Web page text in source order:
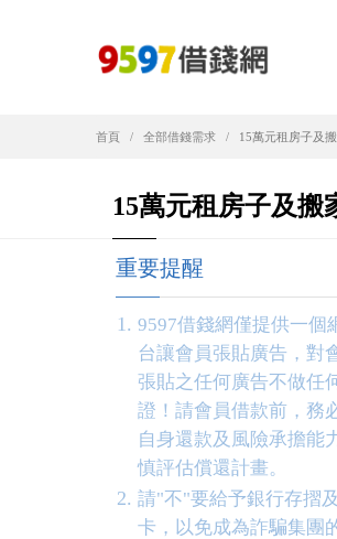
首頁 全部借錢需求 15萬元租房子及
15萬元租房子及搬
重要提醒
9597借錢網僅提供一個
台讓會員張貼廣告，對
張貼之任何廣告不做任
證！請會員借款前，務
自身還款及風險承擔能
慎評估償還計畫。
請"不"要給予銀行存摺
卡，以免成為詐騙集團